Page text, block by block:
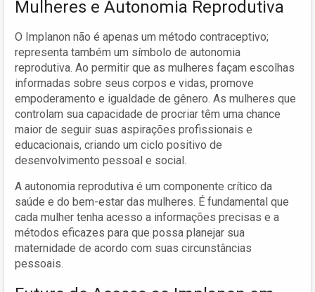
Mulheres e Autonomia Reprodutiva
O Implanon não é apenas um método contraceptivo;
representa também um símbolo de autonomia
reprodutiva. Ao permitir que as mulheres façam escolhas
informadas sobre seus corpos e vidas, promove
empoderamento e igualdade de gênero. As mulheres que
controlam sua capacidade de procriar têm uma chance
maior de seguir suas aspirações profissionais e
educacionais, criando um ciclo positivo de
desenvolvimento pessoal e social.
A autonomia reprodutiva é um componente crítico da
saúde e do bem-estar das mulheres. É fundamental que
cada mulher tenha acesso a informações precisas e a
métodos eficazes para que possa planejar sua
maternidade de acordo com suas circunstâncias
pessoais.